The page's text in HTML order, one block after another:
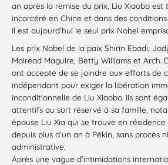
an après la remise du prix, Liu Xiaobo est
incarcéré en Chine et dans des
Il est aujourd’hui le seul prix Nobel
Les prix Nobel de la paix Shirin Ebadi,
Mairead Maguire, Betty Williams et Arch.
ont accepté de se joindre aux efforts de
indépendant pour exiger la libération
inconditionnelle de Liu Xiaobo. Ils sont
attentifs au sort réservé à sa famille,
épouse Liu Xia qui se trouve en résidence
depuis plus d’un an à Pékin, sans procès
administrative.
Après une vague d’intimidations